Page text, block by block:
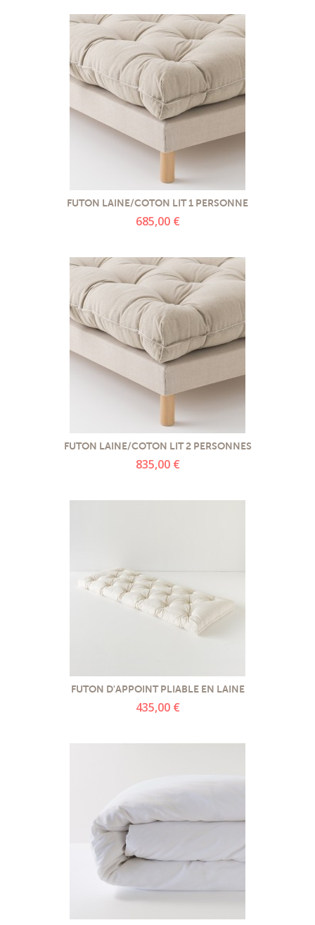
FUTON LAINE/COTON LIT 1 PERSONNE
685,00 €
FUTON LAINE/COTON LIT 2 PERSONNES
835,00 €
FUTON D'APPOINT PLIABLE EN LAINE
435,00 €